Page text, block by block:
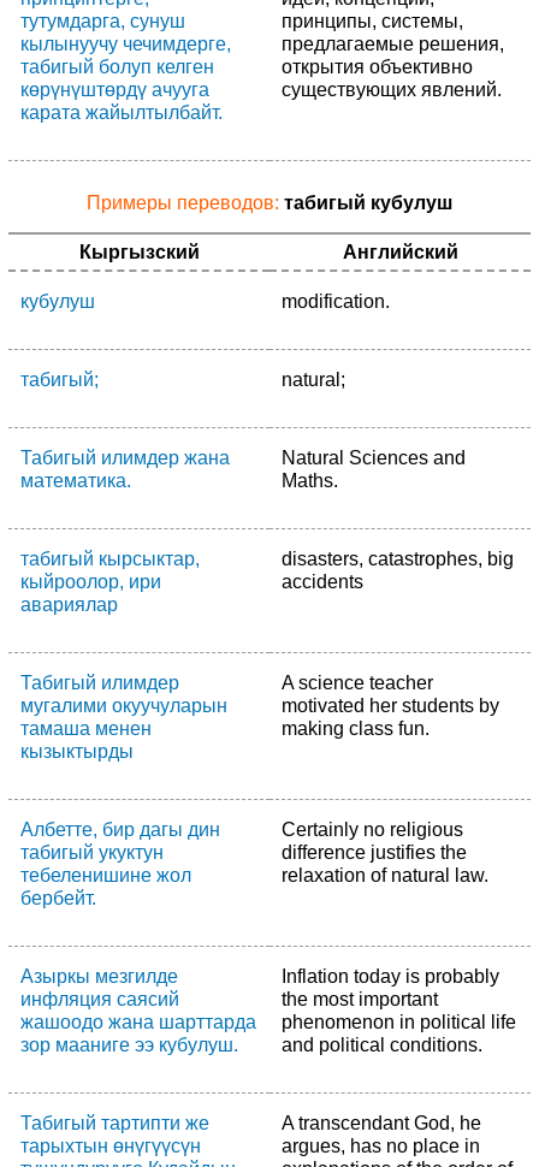
тутумдарга, сунуш
кылынуучу чечимдерге,
табигый болуп келген
көрүнүштөрдү ачууга
карата жайылтылбайт.
принципы, системы,
предлагаемые решения,
открытия объективно
существующих явлений.
Примеры переводов: табигый кубулуш
Кыргызский Английский
кубулуш modification.
табигый; natural;
Табигый илимдер жана
математика.
Natural Sciences and
Maths.
табигый кырсыктар,
кыйроолор, ири
авариялар
disasters, catastrophes, big
accidents
Табигый илимдер
мугалими окуучуларын
тамаша менен
кызыктырды
A science teacher
motivated her students by
making class fun.
Албетте, бир дагы дин
табигый укуктун
тебеленишине жол
бербейт.
Certainly no religious
difference justifies the
relaxation of natural law.
Азыркы мезгилде
инфляция саясий
жашоодо жана шарттарда
зор мааниге ээ кубулуш.
Inflation today is probably
the most important
phenomenon in political life
and political conditions.
Табигый тартипти же
тарыхтын өнүгүүсүн
A transcendant God, he
argues, has no place in